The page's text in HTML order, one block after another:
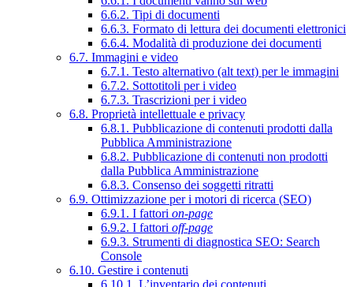
6.6.2. Tipi di documenti
6.6.3. Formato di lettura dei documenti elettronici
6.6.4. Modalità di produzione dei documenti
6.7. Immagini e video
6.7.1. Testo alternativo (alt text) per le immagini
6.7.2. Sottotitoli per i video
6.7.3. Trascrizioni per i video
6.8. Proprietà intellettuale e privacy
6.8.1. Pubblicazione di contenuti prodotti dalla
Pubblica Amministrazione
6.8.2. Pubblicazione di contenuti non prodotti
dalla Pubblica Amministrazione
6.8.3. Consenso dei soggetti ritratti
6.9. Ottimizzazione per i motori di ricerca (SEO)
6.9.1. I fattori on-page
6.9.2. I fattori off-page
6.9.3. Strumenti di diagnostica SEO: Search
Console
6.10. Gestire i contenuti
6.10.1. L’inventario dei contenuti